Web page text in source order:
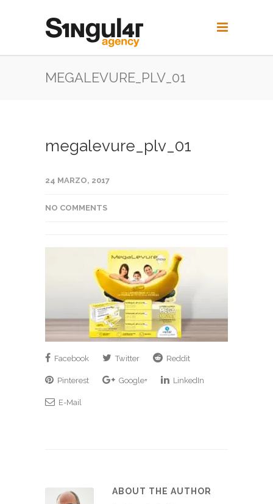
MEGALEVURE_PLV_01
megalevure_plv_01
24 MARZO, 2017
NO COMMENTS
Facebook Twitter Reddit
Pinterest Google+ LinkedIn
E-Mail
ABOUT THE AUTHOR